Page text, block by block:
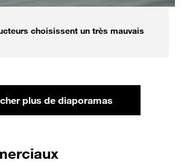
choisissent un très mauvais
plus de diaporamas
pour la catégorie diaporamas